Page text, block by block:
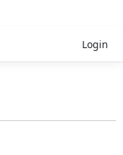
Login